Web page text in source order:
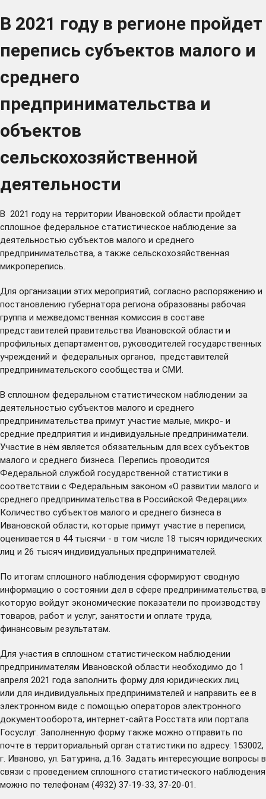
В 2021 году в регионе пройдет
перепись субъектов малого и
среднего
предпринимательства и
объектов
сельскохозяйственной
деятельности
В 2021 году на территории Ивановской области пройдет
сплошное федеральное статистическое наблюдение за
деятельностью субъектов малого и среднего
предпринимательства, а также сельскохозяйственная
микроперепись.
Для организации этих мероприятий, согласно распоряжению и
постановлению губернатора региона образованы рабочая
группа и межведомственная комиссия в составе
представителей правительства Ивановской области и
профильных департаментов, руководителей государственных
учреждений и федеральных органов, представителей
предпринимательского сообщества и СМИ.
В сплошном федеральном статистическом наблюдении за
деятельностью субъектов малого и среднего
предпринимательства примут участие малые, микро- и
средние предприятия и индивидуальные предприниматели.
Участие в нём является обязательным для всех субъектов
малого и среднего бизнеса. Перепись проводится
Федеральной службой государственной статистики в
соответствии с Федеральным законом «О развитии малого и
среднего предпринимательства в Российской Федерации».
Количество субъектов малого и среднего бизнеса в
Ивановской области, которые примут участие в переписи,
оценивается в 44 тысячи - в том числе 18 тысяч юридических
лиц и 26 тысяч индивидуальных предпринимателей.
По итогам сплошного наблюдения сформируют сводную
информацию о состоянии дел в сфере предпринимательства, в
которую войдут экономические показатели по производству
товаров, работ и услуг, занятости и оплате труда,
финансовым результатам.
Для участия в сплошном статистическом наблюдении
предпринимателям Ивановской области необходимо до 1
апреля 2021 года заполнить формудля юридических лиц
или для индивидуальных предпринимателей и направить ее в
электронном виде с помощью операторов электронного
документооборота, интернет-сайта Росстата или портала
Госуслуг. Заполненную форму также можно отправить по
почте в территориальный орган статистики по адресу: 153002,
г. Иваново, ул. Батурина, д.16. Задать интересующие вопросы в
связи с проведением сплошного статистического наблюдения
можно по телефонам (4932) 37-19-33, 37-20-01.